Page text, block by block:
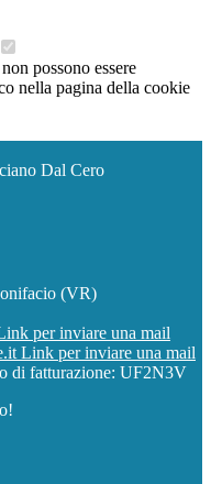
possono essere
nella pagina della cookie
Dal Cero
(VR)
per inviare una mail
Link per inviare una mail
di fatturazione: UF2N3V